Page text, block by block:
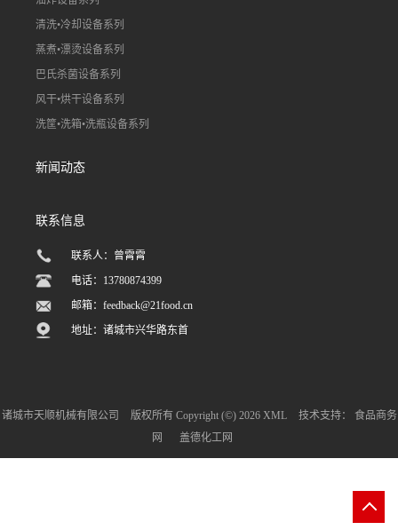
清洗•冷却设备系列
蒸煮•漂烫设备系列
巴氏杀菌设备系列
风干•烘干设备系列
洗筐•洗箱•洗瓶设备系列
新闻动态
联系信息
联系人：曾霄霄
电话：13780874399
邮箱：feedback@21food.cn
地址：诸城市兴华路东首
诸城市天顺机械有限公司 版权所有 Copyright (©) 2026 XML 技术支持： 食品商务
网
盖德化工网